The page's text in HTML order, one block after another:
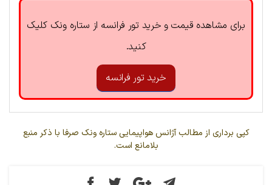
برای مشاهده قیمت و خرید تور فرانسه از ستاره ونک کلیک
کنید.
خرید تور فرانسه
کپی برداری از مطالب آژانس هواپیمایی ستاره ونک صرفا با ذکر منبع
بلامانع است.